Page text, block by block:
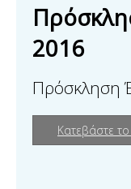
2016
Πρόσκληση
Κατεβάστε